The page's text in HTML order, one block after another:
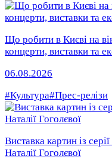
Що робити в Києві на
концерти, виставки та
06.08.2026
#Культура#Прес-релізи
Виставка картин із
Наталії Гоголєвої